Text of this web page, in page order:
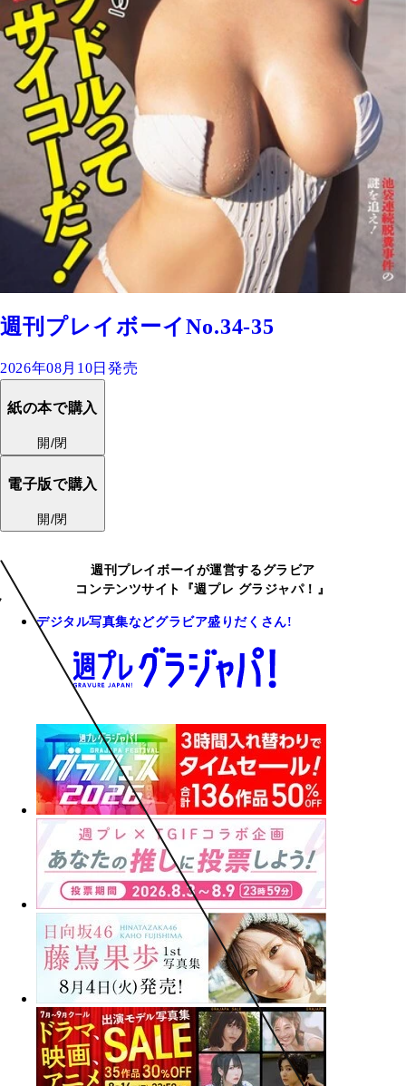
週刊プレイボーイNo.34-35
2026年08月10日発売
紙の本で購入
開/閉
電子版で購入
開/閉
週刊プレイボーイが運営するグラビア
コンテンツサイト『週プレ グラジャパ！』
デジタル写真集などグラビア盛りだくさん!